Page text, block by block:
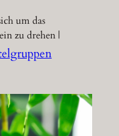
um das
zu drehen |